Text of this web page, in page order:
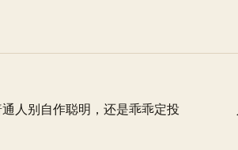
人别自作聪明，还是乖乖定投